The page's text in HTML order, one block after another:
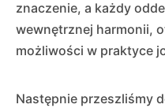
znaczenie, a każdy
wewnętrznej harmonii,
możliwości w praktyce
Następnie przeszliśmy